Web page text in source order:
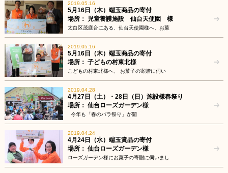
2019.05.16
5月16日（木）端玉商品の寄付
場所： 児童養護施設 仙台天使園 様
太白区茂庭台にある、仙台天使園様へ、お菓
2019.05.16
5月16日（木）端玉商品の寄付
場所： 子どもの村東北様
こどもの村東北様へ、 お菓子の寄贈に伺い
2019.04.28
4月27日（土）・28日（日）施設様春祭り
場所： 仙台ローズガーデン様
今年も「春のバラ祭り」が開
2019.04.24
4月24日（水）端玉賞品の寄付
場所： 仙台ローズガーデン様
ローズガーデン様にお菓子の寄贈に伺いまし